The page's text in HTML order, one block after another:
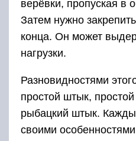
верёвки, пропуская в
Затем нужно
конца. Он может
нагрузки.
Разновидностями
простой штык,
рыбацкий штык.
своими